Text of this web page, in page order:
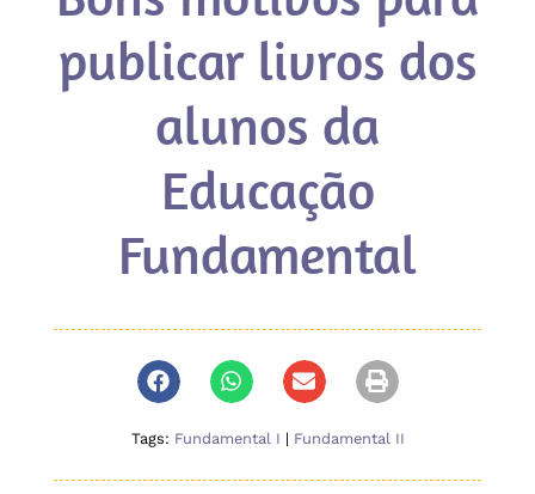
publicar livros dos
alunos da
Educação
Fundamental
Tags: Fundamental I | Fundamental II